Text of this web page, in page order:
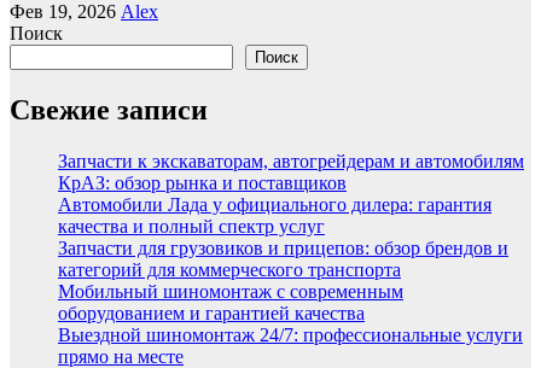
Фев 19, 2026 Alex
Поиск
Поиск
Свежие записи
Запчасти к экскаваторам, автогрейдерам и автомобилям
КрАЗ: обзор рынка и поставщиков
Автомобили Лада у официального дилера: гарантия
качества и полный спектр услуг
Запчасти для грузовиков и прицепов: обзор брендов и
категорий для коммерческого транспорта
Мобильный шиномонтаж с современным
оборудованием и гарантией качества
Выездной шиномонтаж 24/7: профессиональные услуги
прямо на месте